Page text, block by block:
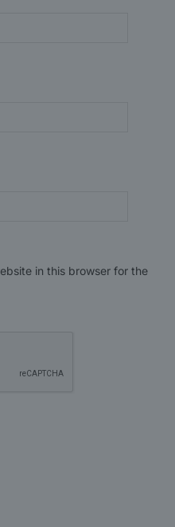
in this browser for the